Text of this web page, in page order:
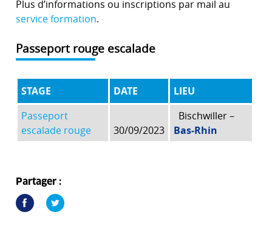
Plus d’informations ou inscriptions par mail au
service formation.
Passeport rouge escalade
STAGE DATE
LIEU
Passeport
escalade rouge
30/09/2023
Bischwiller –
Bas-Rhin
Partager :